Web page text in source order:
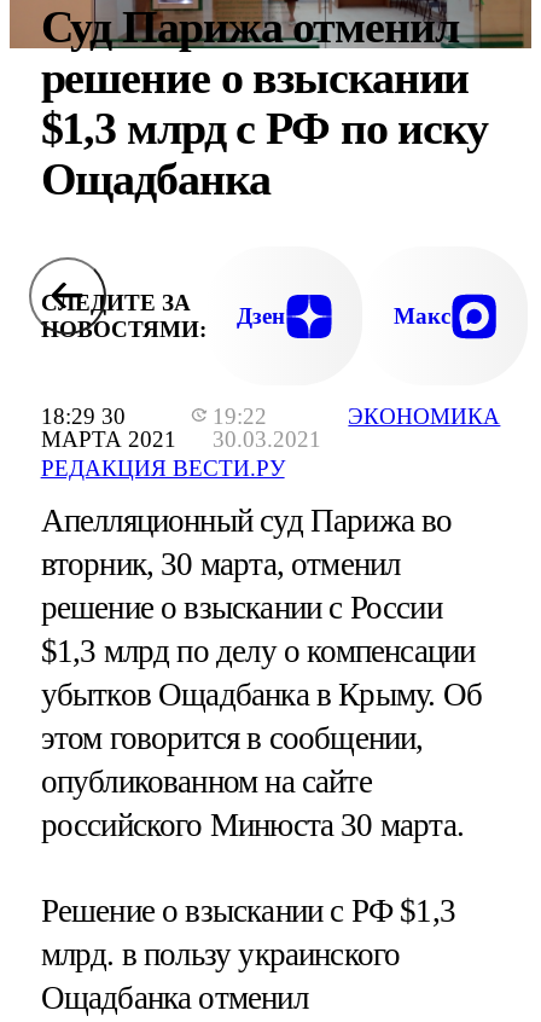
18:29 30
МАРТА 2021
19:22
30.03.2021
РЕДАКЦИЯ ВЕСТИ.РУ
ЭКОНОМИКА
Суд Парижа отменил
решение о взыскании
$1,3 млрд с РФ по иску
Ощадбанка
СЛЕДИТЕ ЗА
НОВОСТЯМИ:
Дзен Макс
Апелляционный суд Парижа во
вторник, 30 марта, отменил
решение о взыскании с России
$1,3 млрд по делу о компенсации
убытков Ощадбанка в Крыму. Об
этом говорится в сообщении,
опубликованном на сайте
российского Минюста 30 марта.
Решение о взыскании с РФ $1,3
млрд. в пользу украинского
Ощадбанка отменил